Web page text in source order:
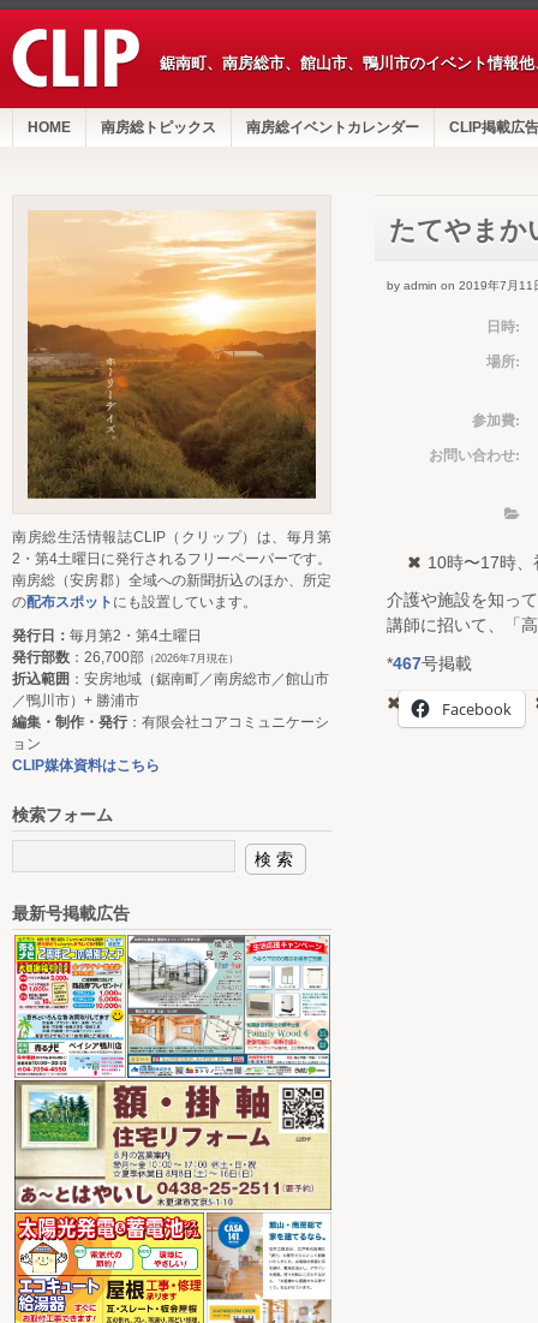
鋸南町、南房総市、館山市、鴨川市のイベント情報
HOME 南房総トピックス 南房総イベントカレンダー CLIP掲載広告
たてやまか
by admin on 2019年7月11
日時:
場所:
参加費:
お問い合わせ:
10時〜17時
介護や施設を知っ
講師に招いて、「
*467号掲載
Facebook
南房総生活情報誌CLIP（クリップ）は、毎月第
2・第4土曜日に発行されるフリーペーパーです。
南房総（安房郡）全域への新聞折込のほか、所定
の配布スポット にも設置しています。
発行日： 毎月第2・第4土曜日
発行部数 ：26,700部 （2026年7月現在）
折込範囲 ：安房地域（鋸南町／南房総市／館山市
／鴨川市）+ 勝浦市
編集・制作・発行：有限会社コアコミュニケーシ
ョン
CLIP媒体資料はこちら
検索フォーム
最新号掲載広告